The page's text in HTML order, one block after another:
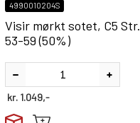
4990010204S
Visir mørkt sotet, C5 Str.
53-59 (50%)
kr. 1.049,-